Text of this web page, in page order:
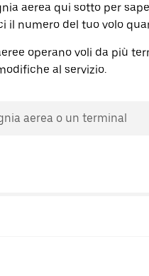
aerea qui sotto per
il numero del tuo volo
operano voli da più
al servizio.